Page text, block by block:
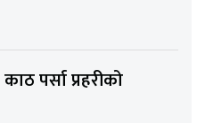
पर्सा प्रहरीको